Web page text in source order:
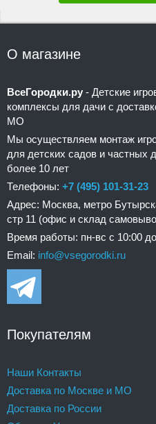
О магазине
ВсеГородки.ру - Детские
комплексы для дачи с
МО
Мы осуществляем монтаж
для детских садов и частных
более 10 лет
Телефоны: +7 (495) 101-31-23
Адрес: Москва, метро
стр 11 (офис и склад
Время работы: пн-вс с 10:00
Email: info@vsegorodki.ru
Покупателям
Наши Контакты
Доставка по Москве и МО
Доставка по России